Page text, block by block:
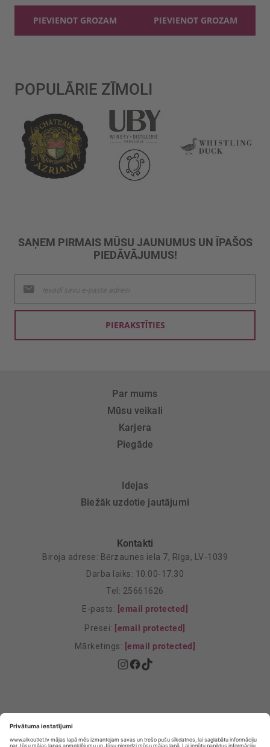
PIEVIENOT GROZAM PIEVIENOT GROZAM
POPULĀRIE ZĪMOLI
SAŅEM PIRMAIS MŪSU JAUNUMUS UN ĪPAŠOS
PIEDĀVĀJUMUS!
jaunumu
saņemšanai:
PIERAKSTĪTIES
Par mums
Mūsu veikali
Karjera
Piegāde
Idejas
Biežāk uzdotie jautājumi
Kontakti
Biroja adrese: Bērzaunes iela 7, Rīga, LV-1039
Darba laiks: 10.00-17.30
Tel: 25661626
E-pasts: [email protected]
Presei: [email protected]
Mārketings: [email protected]
Privātuma Iestatījumi